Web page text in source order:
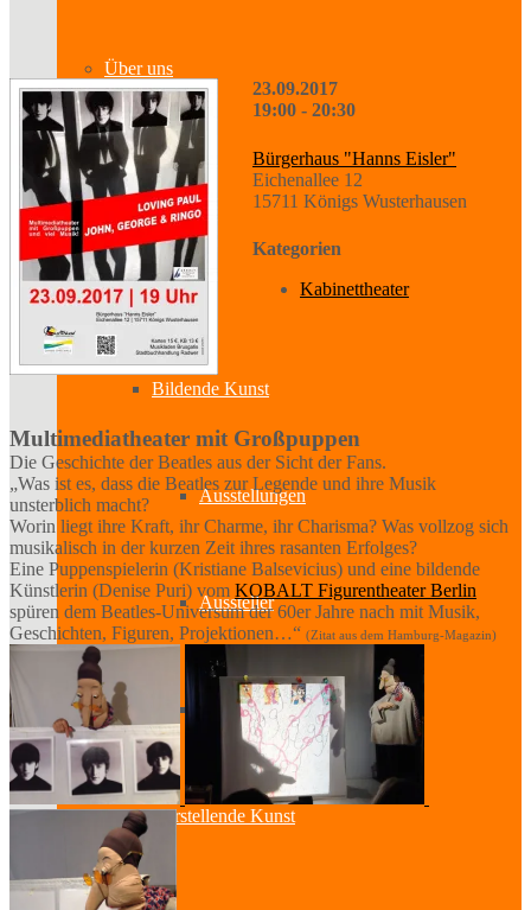
Über uns
Geschichte
Sparten
Bildende Kunst
Ausstellungen
Aussteller
Workshops
Darstellende Kunst
23.09.2017
19:00 - 20:30
Bürgerhaus "Hanns Eisler"
Eichenallee 12
15711 Königs Wusterhausen
Kategorien
Kabinettheater
Multimediatheater mit Großpuppen
Die Geschichte der Beatles aus der Sicht der Fans.
„Was ist es, dass die Beatles zur Legende und ihre Musik
unsterblich macht?
Worin liegt ihre Kraft, ihr Charme, ihr Charisma? Was vollzog sich
musikalisch in der kurzen Zeit ihres rasanten Erfolges?
Eine Puppenspielerin (Kristiane Balsevicius) und eine bildende
Künstlerin (Denise Puri) vom KOBALT Figurentheater Berlin
spüren dem Beatles-Universum der 60er Jahre nach mit Musik,
Geschichten, Figuren, Projektionen…“ (Zitat aus dem Hamburg-Magazin)